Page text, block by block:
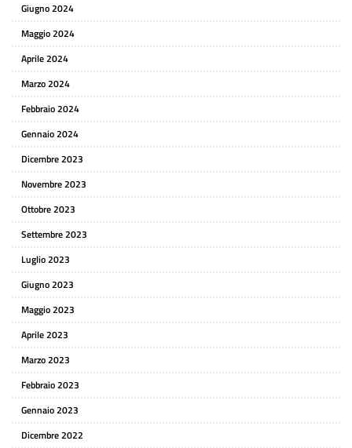
Giugno 2024
Maggio 2024
Aprile 2024
Marzo 2024
Febbraio 2024
Gennaio 2024
Dicembre 2023
Novembre 2023
Ottobre 2023
Settembre 2023
Luglio 2023
Giugno 2023
Maggio 2023
Aprile 2023
Marzo 2023
Febbraio 2023
Gennaio 2023
Dicembre 2022